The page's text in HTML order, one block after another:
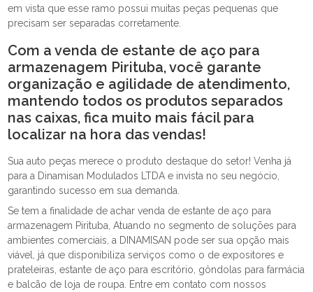
em vista que esse ramo possui muitas peças pequenas que
precisam ser separadas corretamente.
Com a venda de estante de aço para
armazenagem Pirituba, você garante
organização e agilidade de atendimento,
mantendo todos os produtos separados
nas caixas, fica muito mais fácil para
localizar na hora das vendas!
Sua auto peças merece o produto destaque do setor! Venha já
para a Dinamisan Modulados LTDA e invista no seu negócio,
garantindo sucesso em sua demanda.
Se tem a finalidade de achar venda de estante de aço para
armazenagem Pirituba, Atuando no segmento de soluções para
ambientes comerciais, a DINAMISAN pode ser sua opção mais
viável, já que disponibiliza serviços como o de expositores e
prateleiras, estante de aço para escritório, gôndolas para farmácia
e balcão de loja de roupa. Entre em contato com nossos